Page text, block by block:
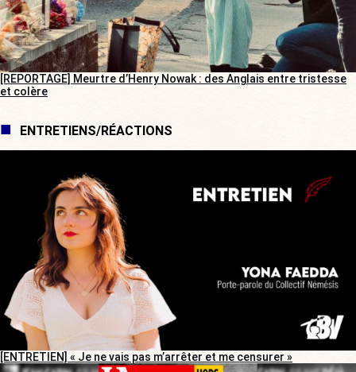
[REPORTAGE] Meurtre d’Henry Nowak : des Anglais entre tristesse
et colère
ENTRETIENS/RÉACTIONS
[ENTRETIEN] « Je ne vais pas m’arrêter et me censurer »